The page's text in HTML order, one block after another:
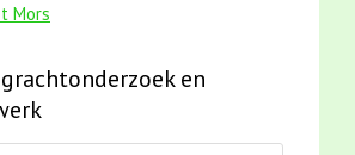
Mors
en